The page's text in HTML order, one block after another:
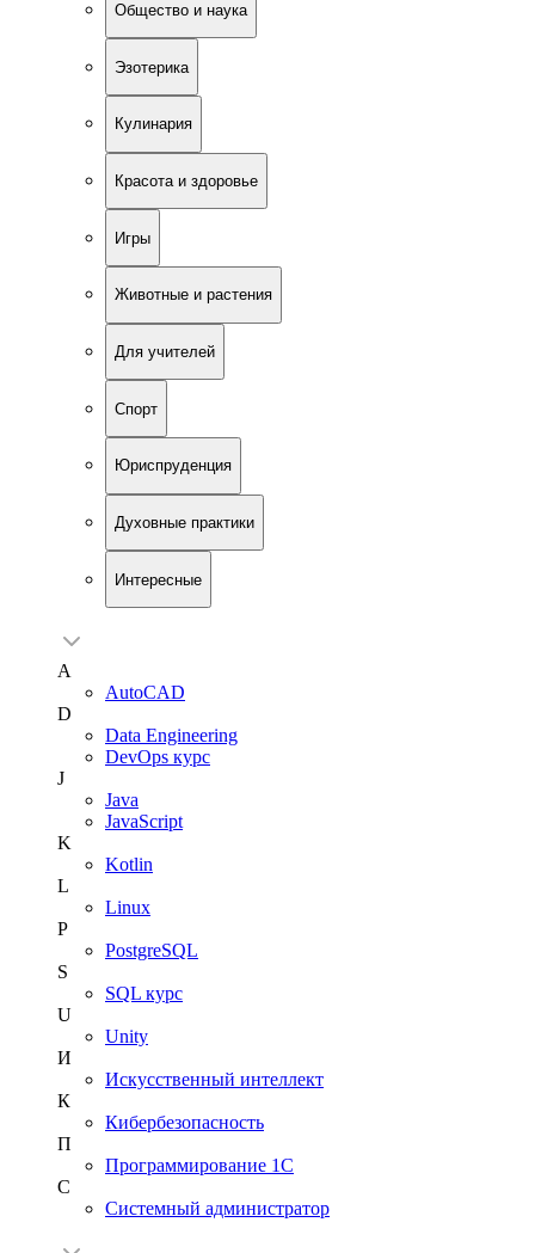
Общество и наука
Эзотерика
Кулинария
Красота и здоровье
Игры
Животные и растения
Для учителей
Спорт
Юриспруденция
Духовные практики
Интересные
A
AutoCAD
D
Data Engineering
DevOps курс
J
Java
JavaScript
K
Kotlin
L
Linux
P
PostgreSQL
S
SQL курс
U
Unity
И
Искусственный интеллект
К
Кибербезопасность
П
Программирование 1С
С
Системный администратор